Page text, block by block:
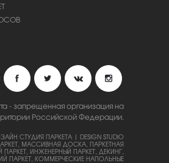
- запрещенная организация на
Российской Федерации.
СТУДИЯ ПАРКЕТА | DESIGN STUDIO
МАССИВНАЯ ДОСКА, ПАРКЕТНАЯ
ИНЖЕНЕРНЫЙ ПАРКЕТ, ДЕКИНГ,
ПАРКЕТ, КОММЕРЧЕСКИЕ НАПОЛЬНЫЕ